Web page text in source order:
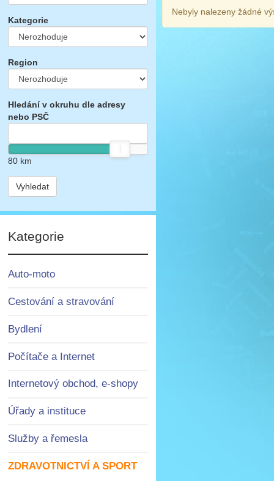
Kategorie
Region
Hledání v okruhu dle adresy
nebo PSČ
80km
Vyhledat
Kategorie
Auto-moto
Cestování a stravování
Bydlení
Počítače a Internet
Internetový obchod, e-shopy
Úřady a instituce
Služby a řemesla
ZDRAVOTNICTVÍ A SPORT
Nebyly nalezeny žádné